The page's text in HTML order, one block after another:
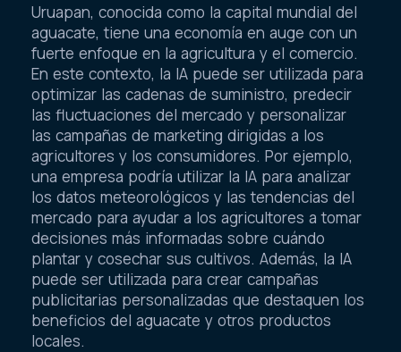
Uruapan, conocida como la capital mundial del
aguacate, tiene una economía en auge con un
fuerte enfoque en la agricultura y el comercio.
En este contexto, la IA puede ser utilizada para
optimizar las cadenas de suministro, predecir
las fluctuaciones del mercado y personalizar
las campañas de marketing dirigidas a los
agricultores y los consumidores. Por ejemplo,
una empresa podría utilizar la IA para analizar
los datos meteorológicos y las tendencias del
mercado para ayudar a los agricultores a tomar
decisiones más informadas sobre cuándo
plantar y cosechar sus cultivos. Además, la IA
puede ser utilizada para crear campañas
publicitarias personalizadas que destaquen los
beneficios del aguacate y otros productos
locales.